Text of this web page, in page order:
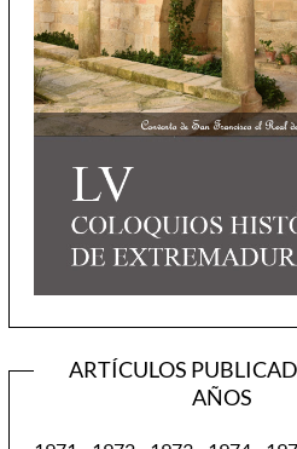
ARTÍCULOS
AÑOS